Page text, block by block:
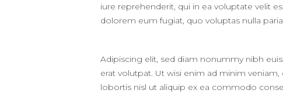
iure reprehenderit, qui in ea voluptate velit
dolorem eum fugiat, quo voluptas nulla
Adipiscing elit, sed diam nonummy nibh
erat volutpat. Ut wisi enim ad minim
lobortis nisl ut aliquip ex ea commodo